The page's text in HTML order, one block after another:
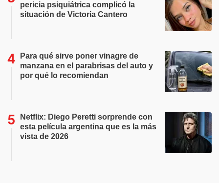
pericia psiquiátrica complicó la
situación de Victoria Cantero
Para qué sirve poner vinagre de
manzana en el parabrisas del auto y
por qué lo recomiendan
Netflix: Diego Peretti sorprende con
esta película argentina que es la más
vista de 2026